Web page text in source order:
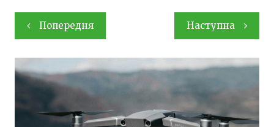
Навігація
записів
Попередня Наступна